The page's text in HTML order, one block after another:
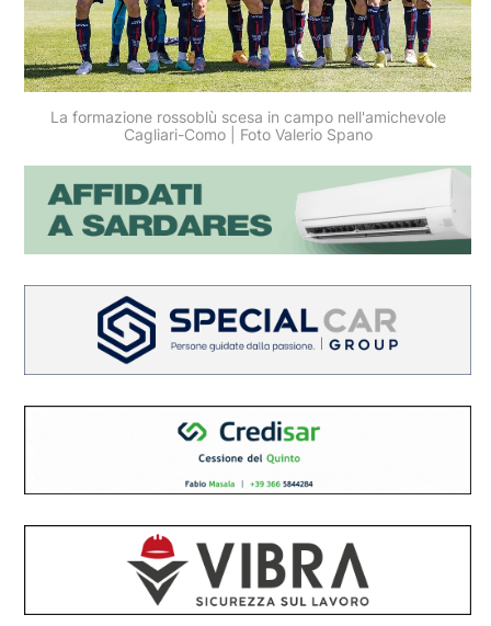
La formazione rossoblù scesa in campo nell'amichevole
Cagliari-Como | Foto Valerio Spano